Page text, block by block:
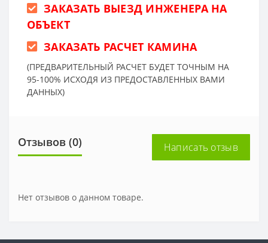
ЗАКАЗАТЬ ВЫЕЗД ИНЖЕНЕРА НА
ОБЪЕКТ
ЗАКАЗАТЬ РАСЧЕТ КАМИНА
(ПРЕДВАРИТЕЛЬНЫЙ РАСЧЕТ БУДЕТ ТОЧНЫМ НА
95-100% ИСХОДЯ ИЗ ПРЕДОСТАВЛЕННЫХ ВАМИ
ДАННЫХ)
Отзывов (0) Написать отзыв
Нет отзывов о данном товаре.